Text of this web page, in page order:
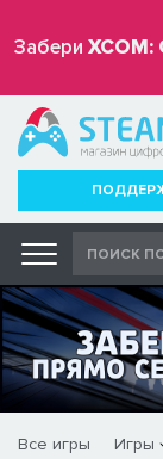
Забери XCOM:
Все игры Игры